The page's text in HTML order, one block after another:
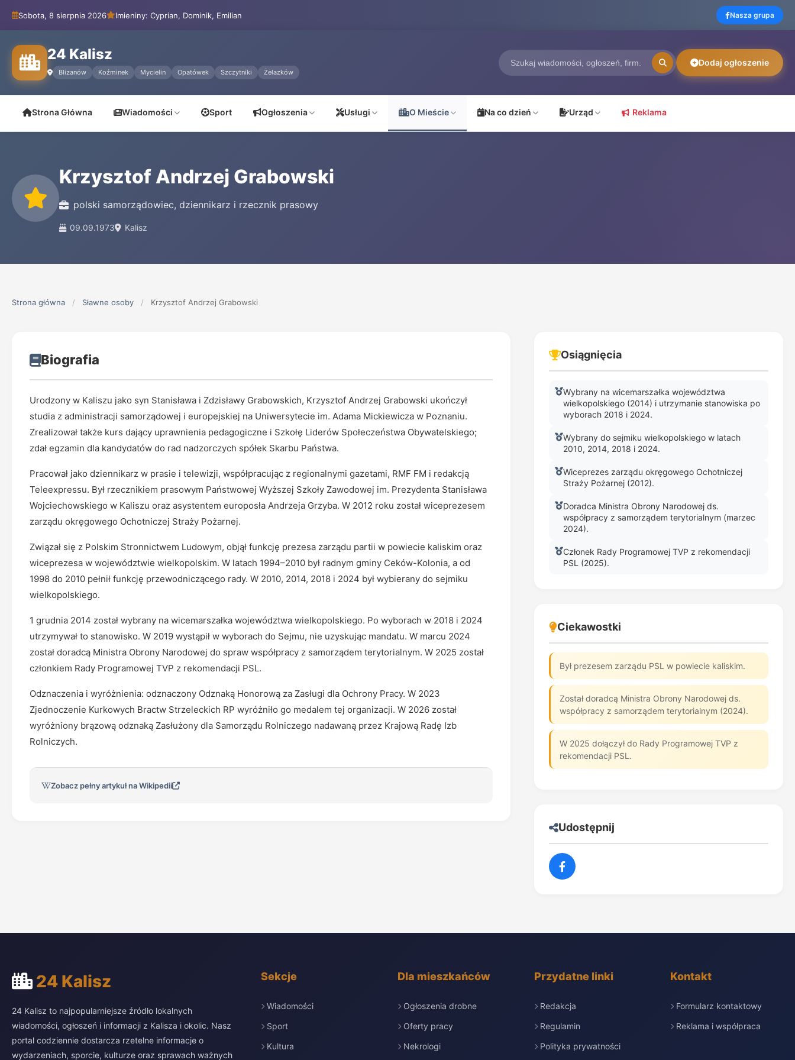
Sobota, 8 sierpnia 2026 Imieniny: Cyprian, Dominik, Emilian Nasza grupa
24 Kalisz
Blizanów Koźminek Mycielin Opatówek Szczytniki Żelazków
Dodaj ogłoszenie
Strona Główna Wiadomości Sport Ogłoszenia Usługi O Mieście Na co dzień Urząd Reklama
Krzysztof Andrzej Grabowski
polski samorządowiec, dziennikarz i rzecznik prasowy
09.09.1973 Kalisz
Strona główna / Sławne osoby / Krzysztof Andrzej Grabowski
Biografia
Urodzony w Kaliszu jako syn Stanisława i Zdzisławy Grabowskich, Krzysztof Andrzej Grabowski ukończył
studia z administracji samorządowej i europejskiej na Uniwersytecie im. Adama Mickiewicza w Poznaniu.
Zrealizował także kurs dający uprawnienia pedagogiczne i Szkołę Liderów Społeczeństwa Obywatelskiego;
zdał egzamin dla kandydatów do rad nadzorczych spółek Skarbu Państwa.
Pracował jako dziennikarz w prasie i telewizji, współpracując z regionalnymi gazetami, RMF FM i redakcją
Teleexpressu. Był rzecznikiem prasowym Państwowej Wyższej Szkoły Zawodowej im. Prezydenta Stanisława
Wojciechowskiego w Kaliszu oraz asystentem europosła Andrzeja Grzyba. W 2012 roku został wiceprezesem
zarządu okręgowego Ochotniczej Straży Pożarnej.
Związał się z Polskim Stronnictwem Ludowym, objął funkcję prezesa zarządu partii w powiecie kaliskim oraz
wiceprezesa w województwie wielkopolskim. W latach 1994–2010 był radnym gminy Ceków-Kolonia, a od
1998 do 2010 pełnił funkcję przewodniczącego rady. W 2010, 2014, 2018 i 2024 był wybierany do sejmiku
wielkopolskiego.
1 grudnia 2014 został wybrany na wicemarszałka województwa wielkopolskiego. Po wyborach w 2018 i 2024
utrzymywał to stanowisko. W 2019 wystąpił w wyborach do Sejmu, nie uzyskując mandatu. W marcu 2024
został doradcą Ministra Obrony Narodowej do spraw współpracy z samorządem terytorialnym. W 2025 został
członkiem Rady Programowej TVP z rekomendacji PSL.
Odznaczenia i wyróżnienia: odznaczony Odznaką Honorową za Zasługi dla Ochrony Pracy. W 2023
Zjednoczenie Kurkowych Bractw Strzeleckich RP wyróżniło go medalem tej organizacji. W 2026 został
wyróżniony brązową odznaką Zasłużony dla Samorządu Rolniczego nadawaną przez Krajową Radę Izb
Rolniczych.
Zobacz pełny artykuł na Wikipedii
Osiągnięcia
Wybrany na wicemarszałka województwa
wielkopolskiego (2014) i utrzymanie stanowiska po
wyborach 2018 i 2024.
Wybrany do sejmiku wielkopolskiego w latach
2010, 2014, 2018 i 2024.
Wiceprezes zarządu okręgowego Ochotniczej
Straży Pożarnej (2012).
Doradca Ministra Obrony Narodowej ds.
współpracy z samorządem terytorialnym (marzec
2024).
Członek Rady Programowej TVP z rekomendacji
PSL (2025).
Ciekawostki
Był prezesem zarządu PSL w powiecie kaliskim.
Został doradcą Ministra Obrony Narodowej ds.
współpracy z samorządem terytorialnym (2024).
W 2025 dołączył do Rady Programowej TVP z
rekomendacji PSL.
Udostępnij
24 Kalisz
24 Kalisz to najpopularniejsze źródło lokalnych
wiadomości, ogłoszeń i informacji z Kalisza i okolic. Nasz
portal codziennie dostarcza rzetelne informacje o
wydarzeniach, sporcie, kulturze oraz sprawach ważnych
Sekcje
Wiadomości
Sport
Kultura
Dla mieszkańców
Ogłoszenia drobne
Oferty pracy
Nekrologi
Przydatne linki
Redakcja
Regulamin
Polityka prywatności
Kontakt
Formularz kontaktowy
Reklama i współpraca